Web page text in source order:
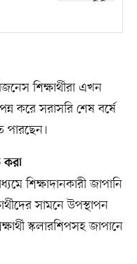
শিক্ষার্থীরা এখন
করে সরাসরি শেষ বর্ষে
পারছেন।
করা
শিক্ষাদানকারী জাপানি
সামনে উপস্থাপন
স্কলারশিপসহ জাপানে